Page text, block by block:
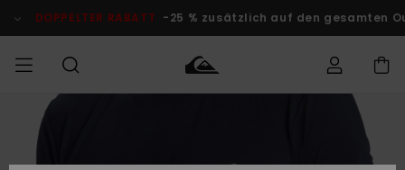
Produktinformation
DOPPELTER RABATT -25 % zusätzlich auf den gesamten
MÄNNER